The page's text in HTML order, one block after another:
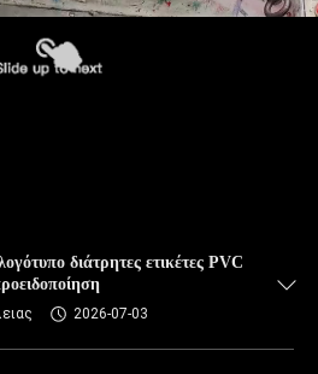
διάτρητες ετικέτες PVC
2026-07-03